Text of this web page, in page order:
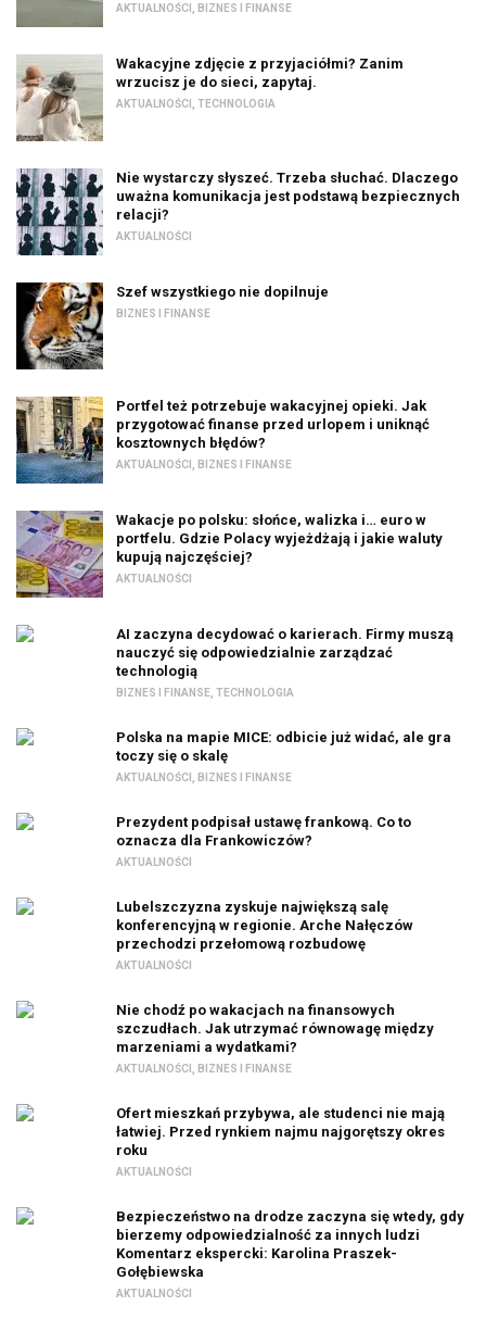
AKTUALNOŚCI BIZNES I FINANSE
Wakacyjne zdjęcie z przyjaciółmi? Zanim
wrzucisz je do sieci, zapytaj.
AKTUALNOŚCI TECHNOLOGIA
Nie wystarczy słyszeć. Trzeba słuchać. Dlaczego
uważna komunikacja jest podstawą bezpiecznych
relacji?
AKTUALNOŚCI
Szef wszystkiego nie dopilnuje
BIZNES I FINANSE
Portfel też potrzebuje wakacyjnej opieki. Jak
przygotować finanse przed urlopem i uniknąć
kosztownych błędów?
AKTUALNOŚCI BIZNES I FINANSE
Wakacje po polsku: słońce, walizka i… euro w
portfelu. Gdzie Polacy wyjeżdżają i jakie waluty
kupują najczęściej?
AKTUALNOŚCI
AI zaczyna decydować o karierach. Firmy muszą
nauczyć się odpowiedzialnie zarządzać
technologią
BIZNES I FINANSE TECHNOLOGIA
Polska na mapie MICE: odbicie już widać, ale gra
toczy się o skalę
AKTUALNOŚCI BIZNES I FINANSE
Prezydent podpisał ustawę frankową. Co to
oznacza dla Frankowiczów?
AKTUALNOŚCI
Lubelszczyzna zyskuje największą salę
konferencyjną w regionie. Arche Nałęczów
przechodzi przełomową rozbudowę
AKTUALNOŚCI
Nie chodź po wakacjach na finansowych
szczudłach. Jak utrzymać równowagę między
marzeniami a wydatkami?
AKTUALNOŚCI BIZNES I FINANSE
Ofert mieszkań przybywa, ale studenci nie mają
łatwiej. Przed rynkiem najmu najgorętszy okres
roku
AKTUALNOŚCI
Bezpieczeństwo na drodze zaczyna się wtedy, gdy
bierzemy odpowiedzialność za innych ludzi
Komentarz ekspercki: Karolina Praszek-
Gołębiewska
AKTUALNOŚCI